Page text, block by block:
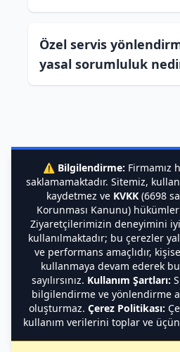
Özel servis
yasal sorumluluk
⚠️ Bilgilendirme: Firmamız
saklamamaktadır. Sitemiz,
kaydetmez ve KVKK(6698
Korunması Kanunu)
Ziyaretçilerimizin deneyimini
kullanılmaktadır; bu çerezler
ve performans amaçlıdır,
kullanmaya devam ederek
sayılırsınız. Kullanım Şartları:
bilgilendirme ve yönlendirme
oluşturmaz. Çerez Politikası:
kullanım verilerini toplar ve